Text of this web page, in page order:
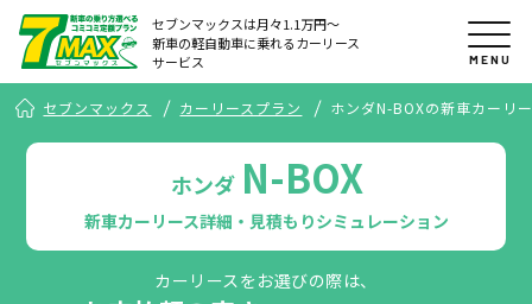
セブンマックスは月々1.1万円〜
新車の軽自動車に乗れるカーリース
サービス
MENU
セブンマックス カーリースプラン ホンダN-BOXの新車カーリ
ホンダ N-BOX
新車カーリース詳細・見積もりシミュレーション
カーリースをお選びの際は、